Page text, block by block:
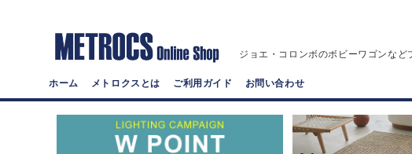
ジョエ・コロンボのボビーワゴンな
ホーム メトロクスとは ご利用ガイド お問い合わせ